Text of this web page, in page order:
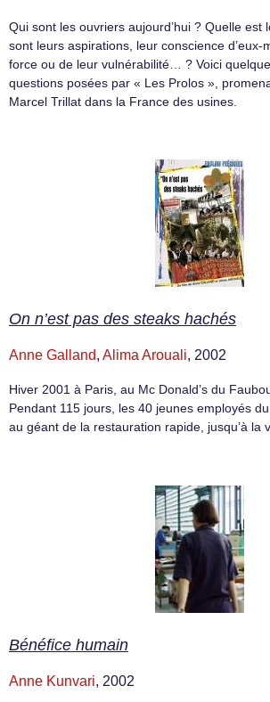
Qui sont les ouvriers aujourd’hui ? Quelle est
sont leurs aspirations, leur conscience d’eux-
force ou de leur vulnérabilité… ? Voici
questions posées par « Les Prolos »,
Marcel Trillat dans la France des usines.
On n’est pas des steaks hachés
Anne Galland, Alima Arouali, 2002
Hiver 2001 à Paris, au Mc Donald’s du
Pendant 115 jours, les 40 jeunes employés
au géant de la restauration rapide, jusqu’à la
Bénéfice humain
Anne Kunvari, 2002